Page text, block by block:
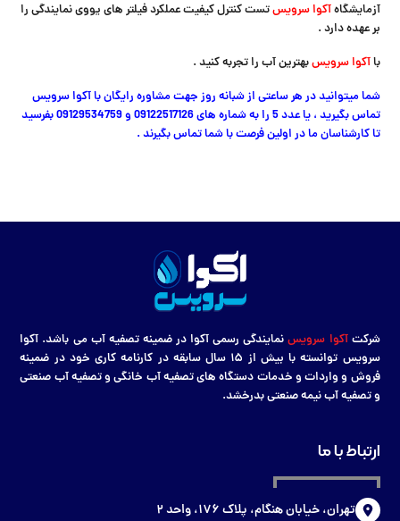
آزمایشگاهآکوا سرویستست کنترل کیفیت عملکرد فیلتر های یووی نمایندگی را
بر عهده دارد .
باآکوا سرویسبهترین آب را تجربه کنید .
شما میتوانید در هر ساعتی از شبانه روز جهت مشاوره رایگان با آکوا سرویس
تماس بگیرید ، یا عدد 5 را به شماره های 09122517126 و 09129534759 بفرسید
تا کارشناسان ما در اولین فرصت با شما تماس بگیرند .
شرکتآکوا سرویسنمایندگی رسمی آکوا در ضمینه تصفیه آب می باشد. آکوا
سرویس توانسته با بیش از ۱۵ سال سابقه در کارنامه کاری خود در ضمینه
فروش و واردات و خدمات دستگاه های تصفیه آب خانگی و تصفیه آب صنعتی
و تصفیه آب نیمه صنعتی بدرخشد.
ارتباط با ما
تهران، خیابان هنگام، پلاک ۱۷۶، واحد ۲